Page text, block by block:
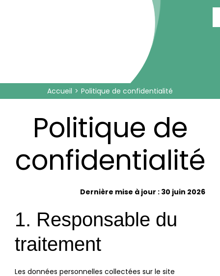
Accueil Politique de confidentialité
Politique de
confidentialité
Dernière mise à jour : 30 juin 2026
1. Responsable du
traitement
Les données personnelles collectées sur le site